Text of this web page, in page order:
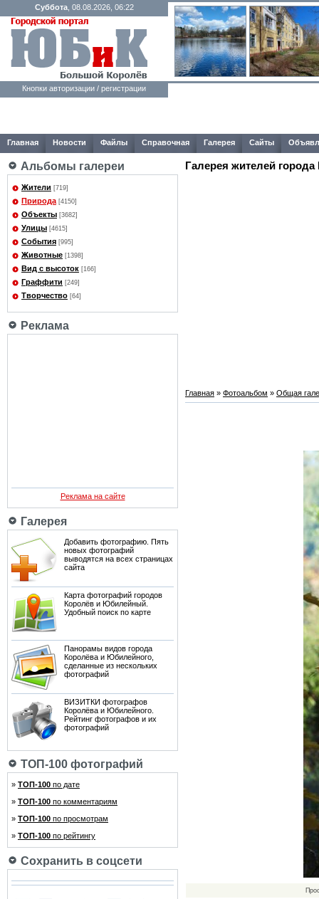
Суббота, 08.08.2026, 06:22
Кнопки авторизации / регистрации
Главная Новости Файлы Справочная Галерея Сайты
Альбомы галереи
Жители [719]
Природа [4150]
Объекты [3682]
Улицы [4615]
События [995]
Животные [1398]
Вид с высоток [166]
Граффити [249]
Творчество [64]
Реклама
Реклама на сайте
Галерея
Добавить фотографию. Пять
новых фотографий
выводятся на всех страницах
сайта
Карта фотографий городов
Королёв и Юбилейный.
Удобный поиск по карте
Панорамы видов города
Королёва и Юбилейного,
сделанные из нескольких
фотографий
ВИЗИТКИ фотографов
Королёва и Юбилейного.
Рейтинг фотографов и их
фотографий
ТОП-100 фотографий
» ТОП-100 по дате
» ТОП-100 по комментариям
» ТОП-100 по просмотрам
» ТОП-100 по рейтингу
Сохранить в соцсети
Галерея жителей города
Главная » Фотоальбом » Общая